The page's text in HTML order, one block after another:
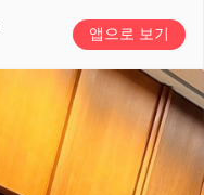
앱으로 보기